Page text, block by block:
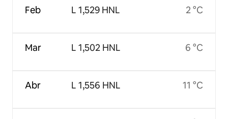
Feb
Mar
Abr
L 1,529 HNL
L 1,502 HNL
L 1,556 HNL
2 °C
6 °C
11 °C